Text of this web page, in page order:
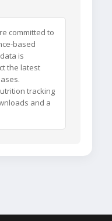
committed to
based
is
the latest
tracking
and a